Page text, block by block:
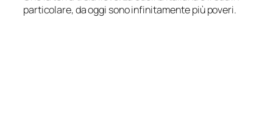
particolare, da oggi sono infinitamente più poveri.